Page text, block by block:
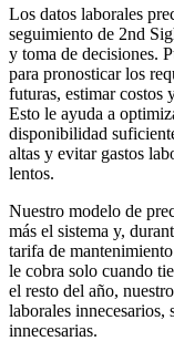
Los datos laborales
seguimiento de 2nd
y toma de decisiones.
para pronosticar los
futuras, estimar costos
Esto le ayuda a
disponibilidad
altas y evitar gastos
lentos.
Nuestro modelo de
más el sistema y,
tarifa de
le cobra solo cuando
el resto del año,
laborales innecesarios,
innecesarias.